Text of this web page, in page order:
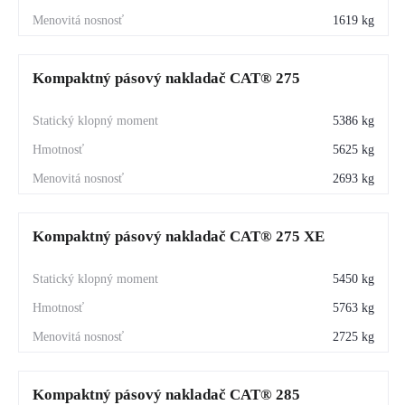
Komfortná kabína
— ergonomické ovládanie, nízka
prácu.
Nízke prevádzkové náklady
— jednoduchá údržba a
dlhé servisné intervaly.
zemné práce
výkopové práce
manipuláciu s materiálom
úpravu terénu
1619 kg
Kompaktný pásový nakladač CAT® 275
5386 kg
5625 kg
2693 kg
Kompaktný pásový nakladač CAT® 275 XE
5450 kg
5763 kg
2725 kg
Kompaktný pásový nakladač CAT® 285